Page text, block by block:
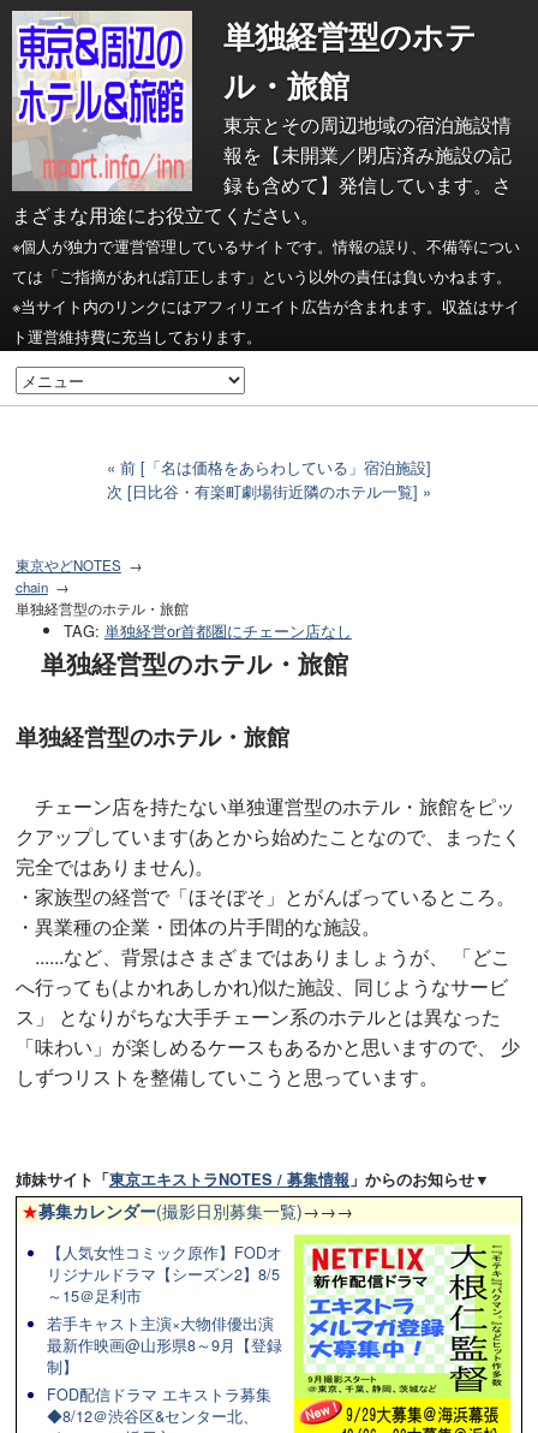
単独経営型のホテ
ル・旅館
東京とその周辺地域の宿泊施設情
報を【未開業／閉店済み施設の記
録も含めて】発信しています。さ
まざまな用途にお役立てください。
※個人が独力で運営管理しているサイトです。情報の誤り、不備等につい
ては「ご指摘があれば訂正します」という以外の責任は負いかねます。
※当サイト内のリンクにはアフィリエイト広告が含まれます。収益はサイ
ト運営維持費に充当しております。
前 [「名は価格をあらわしている」宿泊施設]
次 [日比谷・有楽町劇場街近隣のホテル一覧]
東京やどNOTES
chain
単独経営型のホテル・旅館
TAG: 単独経営or首都圏にチェーン店なし
単独経営型のホテル・旅館
単独経営型のホテル・旅館
チェーン店を持たない単独運営型のホテル・旅館をピッ
クアップしています(あとから始めたことなので、まったく
完全ではありません)。
・家族型の経営で「ほそぼそ」とがんばっているところ。
・異業種の企業・団体の片手間的な施設。
......など、背景はさまざまではありましょうが、 「どこ
へ行っても(よかれあしかれ)似た施設、同じようなサービ
ス」 となりがちな大手チェーン系のホテルとは異なった
「味わい」が楽しめるケースもあるかと思いますので、 少
しずつリストを整備していこうと思っています。
姉妹サイト「東京エキストラNOTES / 募集情報 」からのお知らせ▼
★募集カレンダー(撮影日別募集一覧)→→→
【人気女性コミック原作】FODオ
リジナルドラマ【シーズン2】8/5
～15＠足利市
若手キャスト主演×大物俳優出演
最新作映画@山形県8～9月【登録
制】
FOD配信ドラマ エキストラ募集
◆8/12＠渋谷区&センター北、